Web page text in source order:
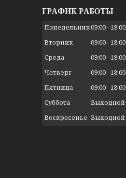
ГРАФИК РАБОТЫ
Понедельник09:00 18:00
Вторник
09:00 18:00
Среда
09:00 18:00
Четверг
09:00 18:00
Пятница
09:00 18:00
Суббота
Выходной
Воскресенье Выходной